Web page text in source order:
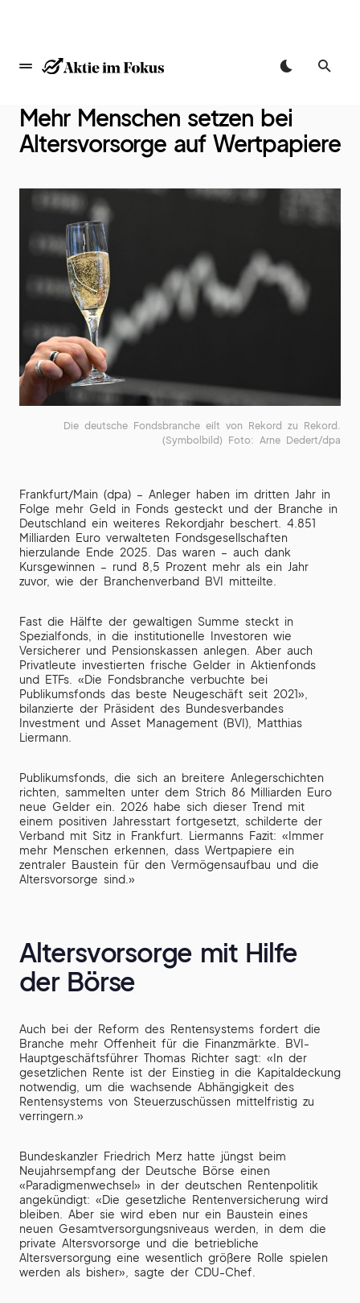
Mehr Menschen setzen bei
Altersvorsorge auf Wertpapiere
Die deutsche Fondsbranche eilt von Rekord zu Rekord.
(Symbolbild) Foto: Arne Dedert/dpa
Frankfurt/Main (dpa) – Anleger haben im dritten Jahr in
Folge mehr Geld in Fonds gesteckt und der Branche in
Deutschland ein weiteres Rekordjahr beschert. 4.851
Milliarden Euro verwalteten Fondsgesellschaften
hierzulande Ende 2025. Das waren – auch dank
Kursgewinnen – rund 8,5 Prozent mehr als ein Jahr
zuvor, wie der Branchenverband BVI mitteilte.
Fast die Hälfte der gewaltigen Summe steckt in
Spezialfonds, in die institutionelle Investoren wie
Versicherer und Pensionskassen anlegen. Aber auch
Privatleute investierten frische Gelder in Aktienfonds
und ETFs. «Die Fondsbranche verbuchte bei
Publikumsfonds das beste Neugeschäft seit 2021»,
bilanzierte der Präsident des Bundesverbandes
Investment und Asset Management (BVI), Matthias
Liermann.
Publikumsfonds, die sich an breitere Anlegerschichten
richten, sammelten unter dem Strich 86 Milliarden Euro
neue Gelder ein. 2026 habe sich dieser Trend mit
einem positiven Jahresstart fortgesetzt, schilderte der
Verband mit Sitz in Frankfurt. Liermanns Fazit: «Immer
mehr Menschen erkennen, dass Wertpapiere ein
zentraler Baustein für den Vermögensaufbau und die
Altersvorsorge sind.»
Altersvorsorge mit Hilfe
der Börse
Auch bei der Reform des Rentensystems fordert die
Branche mehr Offenheit für die Finanzmärkte. BVI-
Hauptgeschäftsführer Thomas Richter sagt: «In der
gesetzlichen Rente ist der Einstieg in die Kapitaldeckung
notwendig, um die wachsende Abhängigkeit des
Rentensystems von Steuerzuschüssen mittelfristig zu
verringern.»
Bundeskanzler Friedrich Merz hatte jüngst beim
Neujahrsempfang der Deutsche Börse einen
«Paradigmenwechsel» in der deutschen Rentenpolitik
angekündigt: «Die gesetzliche Rentenversicherung wird
bleiben. Aber sie wird eben nur ein Baustein eines
neuen Gesamtversorgungsniveaus werden, in dem die
private Altersvorsorge und die betriebliche
Altersversorgung eine wesentlich größere Rolle spielen
werden als bisher», sagte der CDU-Chef.